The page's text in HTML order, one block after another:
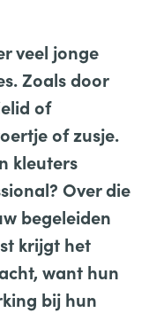
veel jonge
Zoals door
of
of zusje.
kleuters
Over die
begeleiden
krijgt het
want hun
bij hun